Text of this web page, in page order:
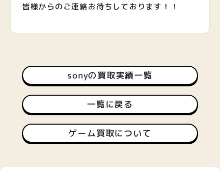
皆様からのご連絡お待ちしております！！
sonyの買取実績一覧
一覧に戻る
ゲーム買取について